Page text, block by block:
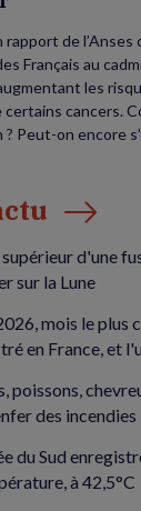
de l’Anses
Français au
les
certains cancers.
Peut-on encore
d'une
sur la Lune
mois le plus
en France, et
poissons,
des incendies
du Sud
à 42,5°C